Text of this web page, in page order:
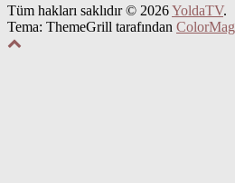
Tüm hakları saklıdır © 2026YoldaTV.
Tema: ThemeGrill tarafından ColorMag